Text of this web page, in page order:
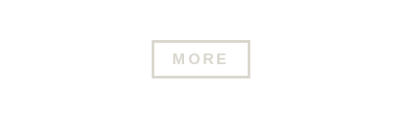
MORE